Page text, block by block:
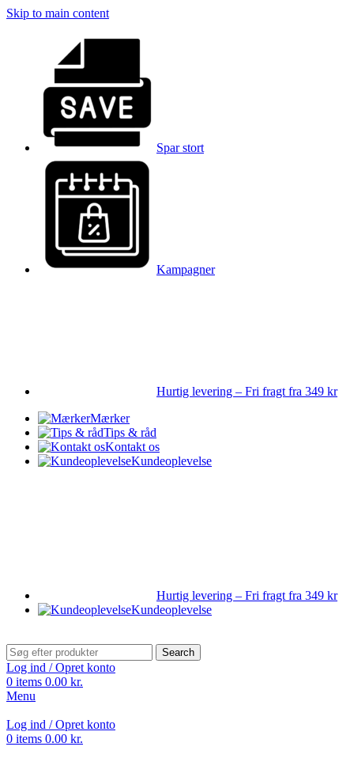
Skip to main content
Spar stort
Kampagner
Hurtig levering – Fri fragt fra 349 kr
Mærker
Tips & råd
Kontakt os
Kundeoplevelse
Hurtig levering – Fri fragt fra 349 kr
Kundeoplevelse
Search
Log ind / Opret konto
0 items 0.00 kr.
Menu
Log ind / Opret konto
0 items 0.00 kr.